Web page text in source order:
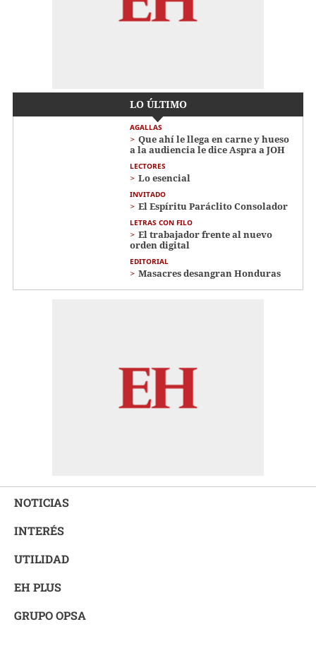
LO ÚLTIMO
AGALLAS
Que ahí le llega en carne y hueso
a la audiencia le dice Aspra a JOH
LECTORES
Lo esencial
INVITADO
El Espíritu Paráclito Consolador
LETRAS CON FILO
El trabajador frente al nuevo
orden digital
EDITORIAL
Masacres desangran Honduras
NOTICIAS
INTERÉS
UTILIDAD
EH PLUS
GRUPO OPSA